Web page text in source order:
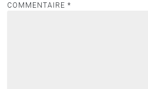
COMMENTAIRE *